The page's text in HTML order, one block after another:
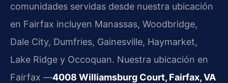
comunidades servidas desde nuestra ubicación
en Fairfax incluyen Manassas, Woodbridge,
Dale City, Dumfries, Gainesville, Haymarket,
Lake Ridge y Occoquan. Nuestra ubicación en
Fairfax —4008 Williamsburg Court, Fairfax, VA